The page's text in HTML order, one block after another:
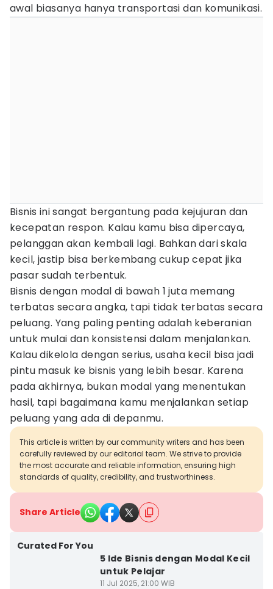
awal biasanya hanya transportasi dan komunikasi.
Bisnis ini sangat bergantung pada kejujuran dan
kecepatan respon. Kalau kamu bisa dipercaya,
pelanggan akan kembali lagi. Bahkan dari skala
kecil, jastip bisa berkembang cukup cepat jika
pasar sudah terbentuk.
Bisnis dengan modal di bawah 1 juta memang
terbatas secara angka, tapi tidak terbatas secara
peluang. Yang paling penting adalah keberanian
untuk mulai dan konsistensi dalam menjalankan.
Kalau dikelola dengan serius, usaha kecil bisa jadi
pintu masuk ke bisnis yang lebih besar. Karena
pada akhirnya, bukan modal yang menentukan
hasil, tapi bagaimana kamu menjalankan setiap
peluang yang ada di depanmu.
This article is written by our community writers and has been
carefully reviewed by our editorial team. We strive to provide
the most accurate and reliable information, ensuring high
standards of quality, credibility, and trustworthiness.
Share Article
Curated For You
5 Ide Bisnis dengan Modal Kecil
untuk Pelajar
11 Jul 2025, 21:00 WIB